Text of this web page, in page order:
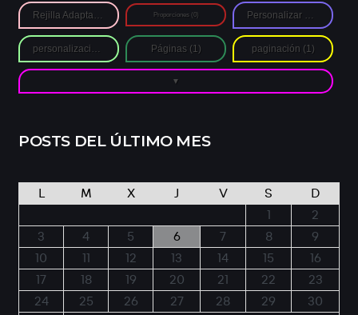
(1) Proporciones(0) (1)
Páginas (1) paginación (1)
POSTS DEL ÚLTIMO MES
M X J V S
D
1
2
3
4 5 6 7 8
9
10
11 12 13 14 15
16
17
18 19 20 21 22
23
24
25 26 27 28 29
30